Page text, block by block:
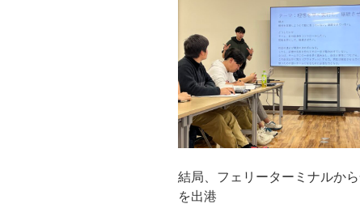
結局、フェリーターミナルか
を出港